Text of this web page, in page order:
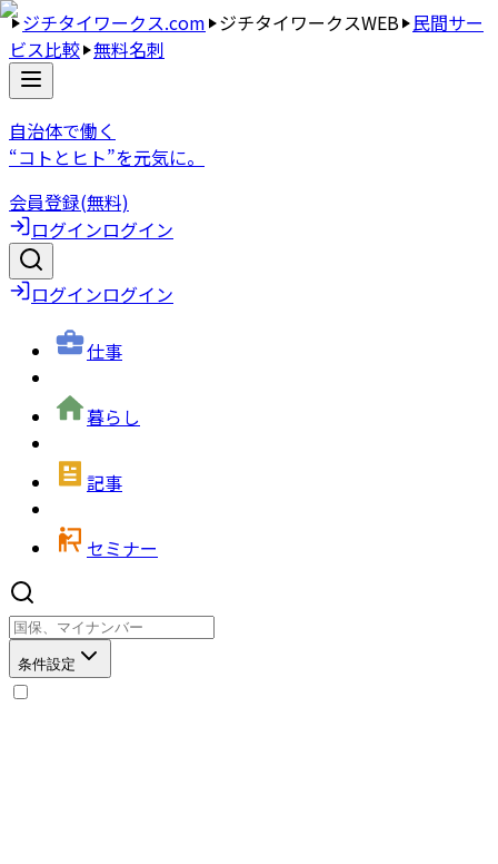
ジチタイワークス.com ジチタイワークスWEB 民間サー
ビス比較 無料名刺
自治体で働く
“コトとヒト”を元気に。
会員登録(無料)
ログインログイン
ログインログイン
仕事
暮らし
記事
セミナー
条件設定